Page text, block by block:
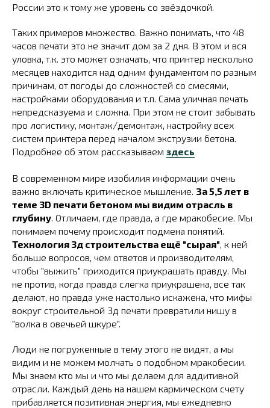
России это к тому же уровень со звёздочкой.
Таких примеров множество. Важно понимать, что 48
часов печати это не значит дом за 2 дня. В этом и вся
уловка, т.к. это может означать, что принтер несколько
месяцев находится над одним фундаментом по разным
причинам, от погоды до сложностей со смесями,
настройками оборудования и т.п. Сама уличная печать
непредсказуема и сложна. При этом не стоит забывать
про логистику, монтаж/демонтаж, настройку всех
систем принтера перед началом экструзии бетона.
Подробнее об этом рассказываем здесь
В современном мире изобилия информации очень
важно включать критическое мышление. За 5,5 лет в
теме 3D печати бетоном мы видим отрасль в
глубину. Отличаем, где правда, а где мракобесие. Мы
понимаем почему происходит подмена понятий.
Технология 3д строительства ещё "сырая", к ней
больше вопросов, чем ответов и производителям,
чтобы "выжить" приходится приукрашать правду. Мы
не против, когда правда слегка приукрашена, все так
делают, но правда уже настолько искажена, что мифы
вокруг строительной 3д печати превратили нишу в
"волка в овечьей шкуре".
Люди не погруженные в тему этого не видят, а мы
видим и не можем молчать о подобном мракобесии.
Мы знаем кто мы и что мы делаем для аддитивной
отрасли. Каждый день на нашем кармическом счету
прибавляется позитивная энергия, мы ежедневно